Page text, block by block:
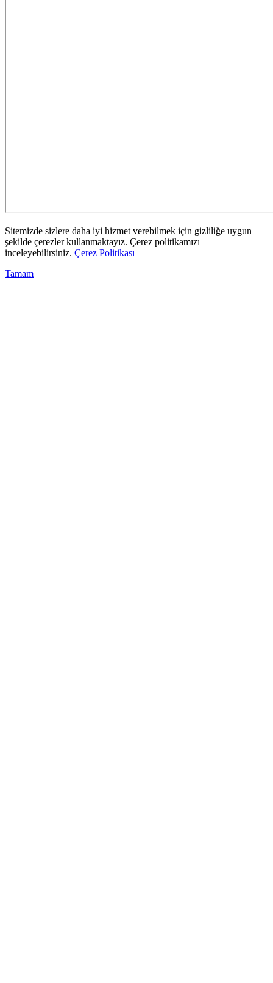
Sitemizde sizlere daha iyi hizmet verebilmek için gizliliğe uygun
şekilde çerezler kullanmaktayız. Çerez politikamızı
inceleyebilirsiniz. Çerez Politikası
Tamam